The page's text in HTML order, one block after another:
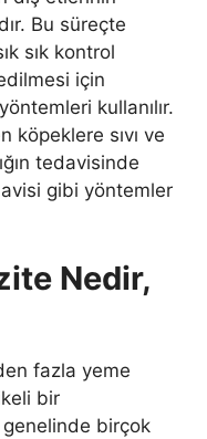
Bu süreçte
sık kontrol
için
kullanılır.
köpeklere sıvı ve
tedavisinde
gibi yöntemler
Nedir,
fazla yeme
bir
genelinde birçok